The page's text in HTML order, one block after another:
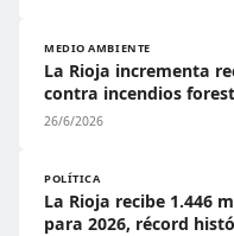
MEDIO AMBIENTE
La Rioja incrementa
contra incendios
26/6/2026
POLÍTICA
La Rioja recibe 1.446
para 2026, récord